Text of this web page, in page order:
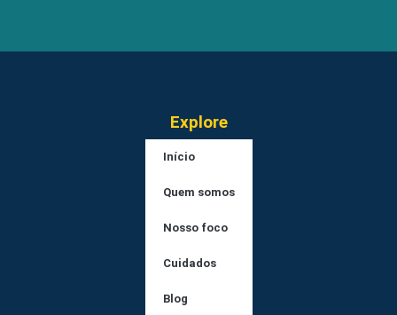
Explore
Início
Quem somos
Nosso foco
Cuidados
Blog